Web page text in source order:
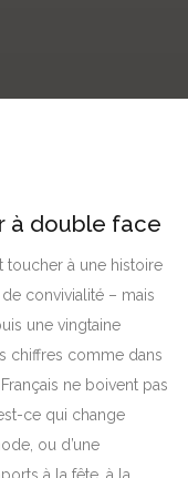
à double face
toucher à une histoire
convivialité – mais
une vingtaine
chiffres comme dans
ne boivent pas
ce qui change
ou d’une